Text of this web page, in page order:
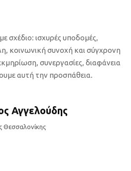
σχέδιο: ισχυρές υποδομές,
κοινωνική συνοχή και σύγχρονη
συνεργασίες, διαφάνεια
αυτή την προσπάθεια.
Αγγελούδης
Θεσσαλονίκης